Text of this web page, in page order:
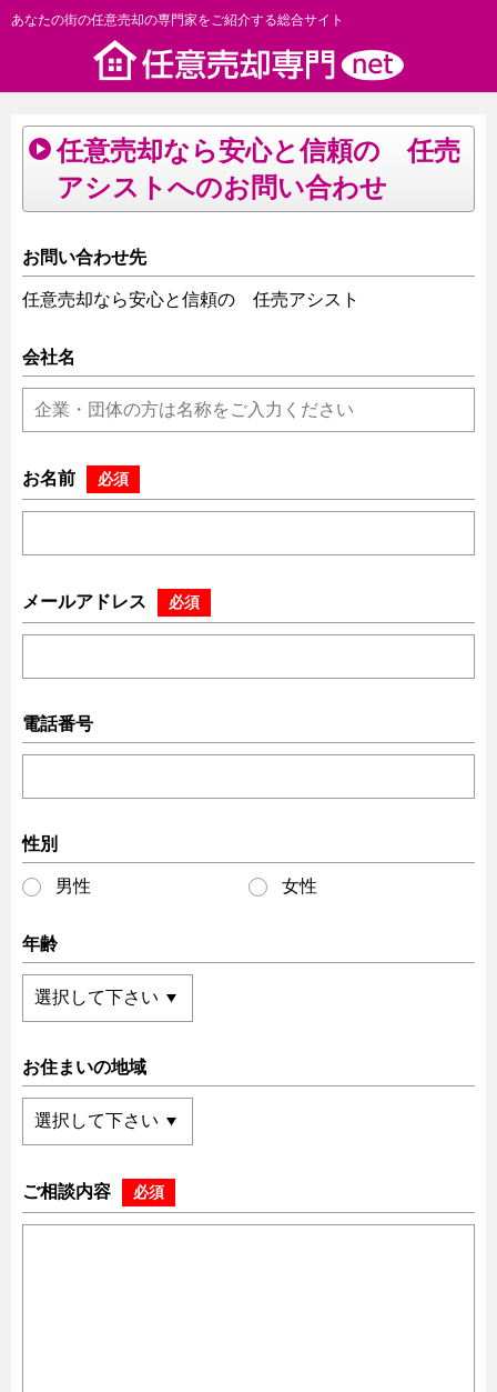
あなたの街の任意売却の専門家をご紹介する総合サイト
任意売却なら安心と信頼の 任売
アシストへのお問い合わせ
お問い合わせ先
任意売却なら安心と信頼の 任売アシスト
会社名
お名前 必須
メールアドレス 必須
電話番号
性別
男性 女性
年齢
お住まいの地域
ご相談内容 必須